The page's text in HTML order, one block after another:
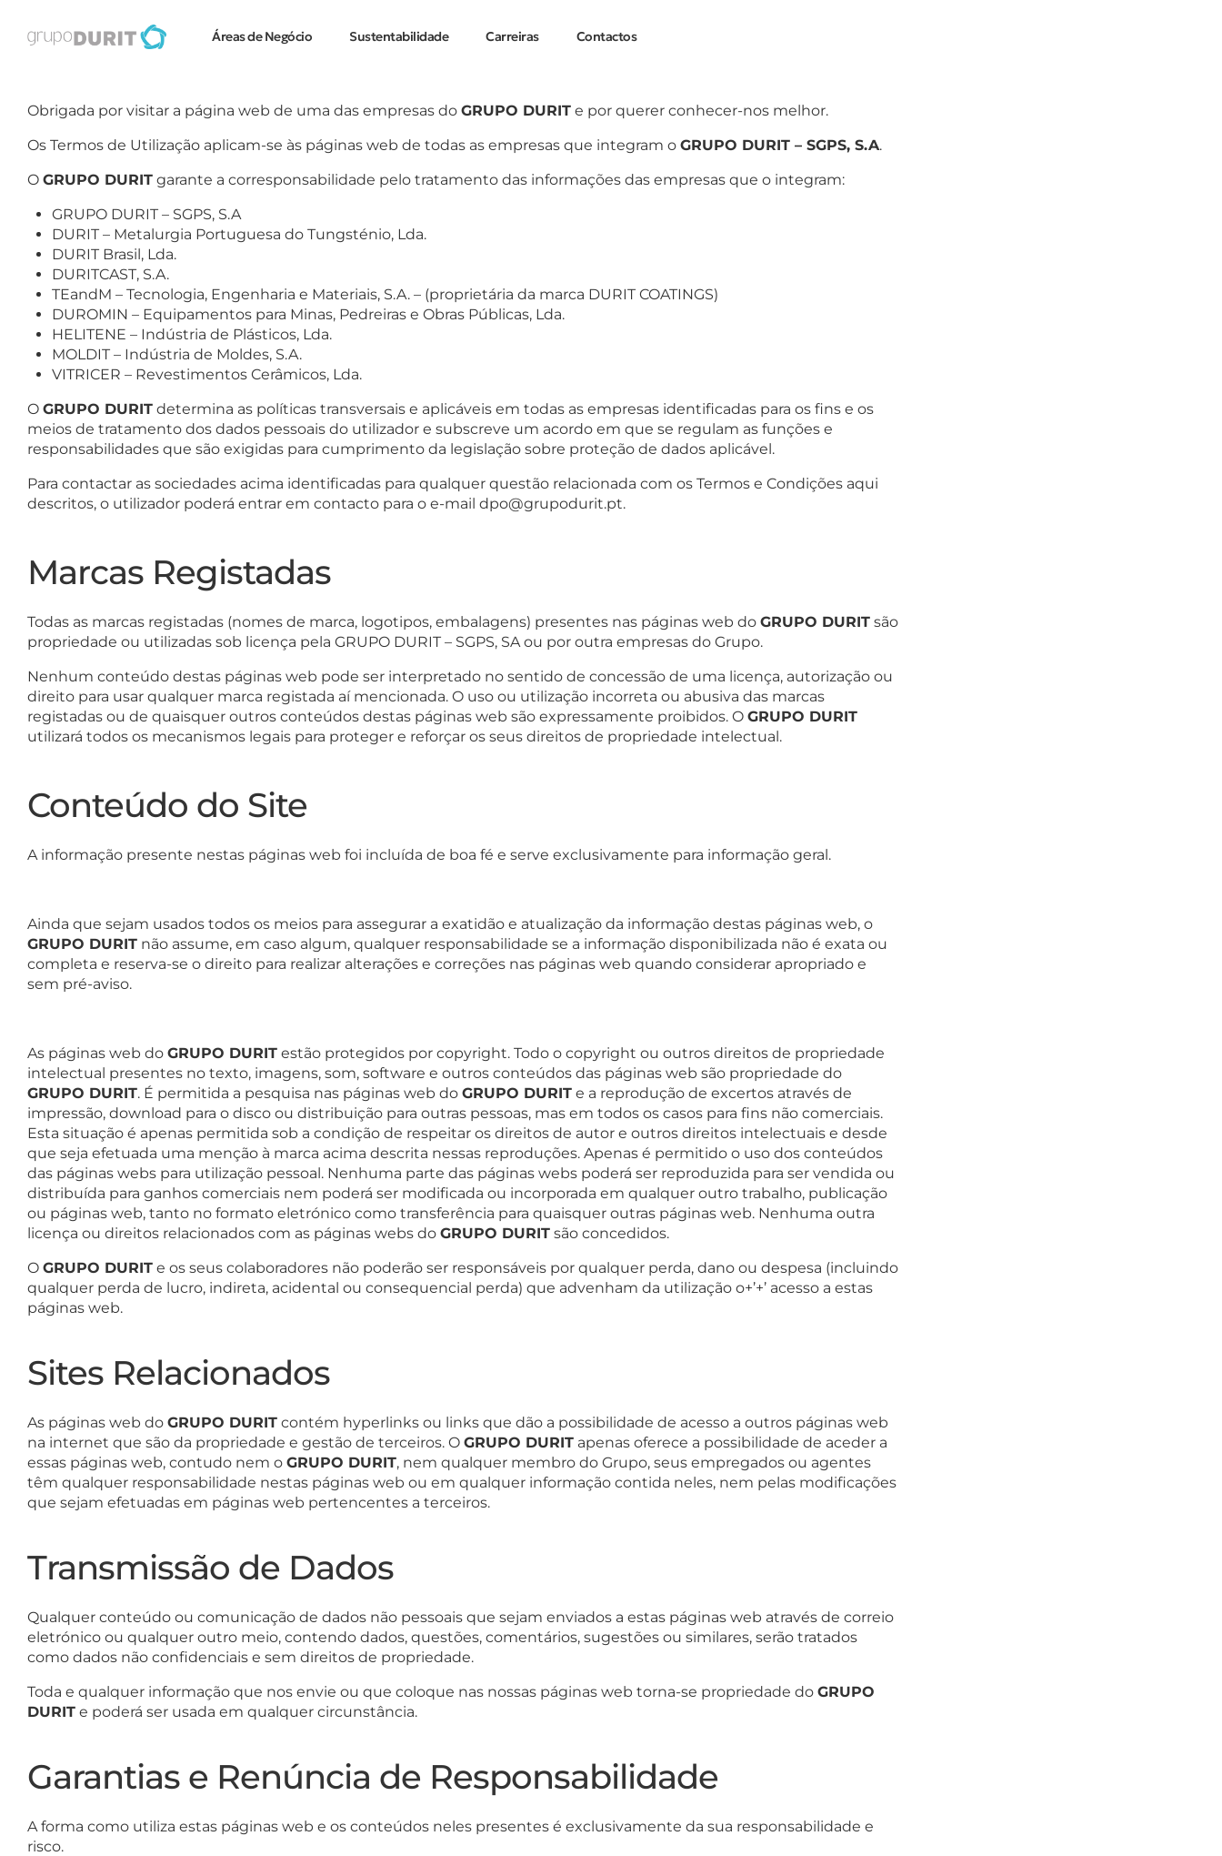
Áreas de Negócio Sustentabilidade Carreiras Contactos
Obrigada por visitar a página web de uma das empresas do GRUPO DURIT e por querer conhecer-nos melhor.
Os Termos de Utilização aplicam-se às páginas web de todas as empresas que integram o GRUPO DURIT – SGPS, S.A.
O GRUPO DURIT garante a corresponsabilidade pelo tratamento das informações das empresas que o integram:
GRUPO DURIT – SGPS, S.A
DURIT – Metalurgia Portuguesa do Tungsténio, Lda.
DURIT Brasil, Lda.
DURITCAST, S.A.
TEandM – Tecnologia, Engenharia e Materiais, S.A. – (proprietária da marca DURIT COATINGS)
DUROMIN – Equipamentos para Minas, Pedreiras e Obras Públicas, Lda.
HELITENE – Indústria de Plásticos, Lda.
MOLDIT – Indústria de Moldes, S.A.
VITRICER – Revestimentos Cerâmicos, Lda.
O GRUPO DURIT determina as políticas transversais e aplicáveis em todas as empresas identificadas para os fins e os
meios de tratamento dos dados pessoais do utilizador e subscreve um acordo em que se regulam as funções e
responsabilidades que são exigidas para cumprimento da legislação sobre proteção de dados aplicável.
Para contactar as sociedades acima identificadas para qualquer questão relacionada com os Termos e Condições aqui
descritos, o utilizador poderá entrar em contacto para o e-mail dpo@grupodurit.pt.
Marcas Registadas
Todas as marcas registadas (nomes de marca, logotipos, embalagens) presentes nas páginas web do GRUPO DURIT são
propriedade ou utilizadas sob licença pela GRUPO DURIT – SGPS, SA ou por outra empresas do Grupo.
Nenhum conteúdo destas páginas web pode ser interpretado no sentido de concessão de uma licença, autorização ou
direito para usar qualquer marca registada aí mencionada. O uso ou utilização incorreta ou abusiva das marcas
registadas ou de quaisquer outros conteúdos destas páginas web são expressamente proibidos. O GRUPO DURIT
utilizará todos os mecanismos legais para proteger e reforçar os seus direitos de propriedade intelectual.
Conteúdo do Site
A informação presente nestas páginas web foi incluída de boa fé e serve exclusivamente para informação geral.
Ainda que sejam usados todos os meios para assegurar a exatidão e atualização da informação destas páginas web, o
GRUPO DURIT não assume, em caso algum, qualquer responsabilidade se a informação disponibilizada não é exata ou
completa e reserva-se o direito para realizar alterações e correções nas páginas web quando considerar apropriado e
sem pré-aviso.
As páginas web do GRUPO DURIT estão protegidos por copyright. Todo o copyright ou outros direitos de propriedade
intelectual presentes no texto, imagens, som, software e outros conteúdos das páginas web são propriedade do
GRUPO DURIT. É permitida a pesquisa nas páginas web do GRUPO DURIT e a reprodução de excertos através de
impressão, download para o disco ou distribuição para outras pessoas, mas em todos os casos para fins não comerciais.
Esta situação é apenas permitida sob a condição de respeitar os direitos de autor e outros direitos intelectuais e desde
que seja efetuada uma menção à marca acima descrita nessas reproduções. Apenas é permitido o uso dos conteúdos
das páginas webs para utilização pessoal. Nenhuma parte das páginas webs poderá ser reproduzida para ser vendida ou
distribuída para ganhos comerciais nem poderá ser modificada ou incorporada em qualquer outro trabalho, publicação
ou páginas web, tanto no formato eletrónico como transferência para quaisquer outras páginas web. Nenhuma outra
licença ou direitos relacionados com as páginas webs do GRUPO DURIT são concedidos.
O GRUPO DURIT e os seus colaboradores não poderão ser responsáveis por qualquer perda, dano ou despesa (incluindo
qualquer perda de lucro, indireta, acidental ou consequencial perda) que advenham da utilização o+’+’ acesso a estas
páginas web.
Sites Relacionados
As páginas web do GRUPO DURIT contém hyperlinks ou links que dão a possibilidade de acesso a outros páginas web
na internet que são da propriedade e gestão de terceiros. O GRUPO DURIT apenas oferece a possibilidade de aceder a
essas páginas web, contudo nem o GRUPO DURIT, nem qualquer membro do Grupo, seus empregados ou agentes
têm qualquer responsabilidade nestas páginas web ou em qualquer informação contida neles, nem pelas modificações
que sejam efetuadas em páginas web pertencentes a terceiros.
Transmissão de Dados
Qualquer conteúdo ou comunicação de dados não pessoais que sejam enviados a estas páginas web através de correio
eletrónico ou qualquer outro meio, contendo dados, questões, comentários, sugestões ou similares, serão tratados
como dados não confidenciais e sem direitos de propriedade.
Toda e qualquer informação que nos envie ou que coloque nas nossas páginas web torna-se propriedade do GRUPO
DURIT e poderá ser usada em qualquer circunstância.
Garantias e Renúncia de Responsabilidade
A forma como utiliza estas páginas web e os conteúdos neles presentes é exclusivamente da sua responsabilidade e
risco.